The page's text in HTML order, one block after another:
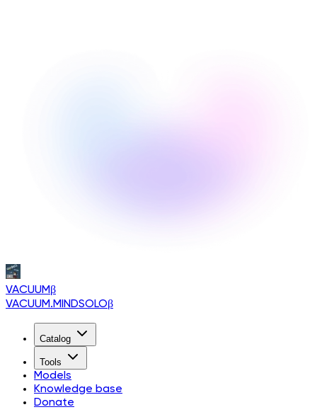
VACUUMβ
VACUUM.MINDSOLOβ
Catalog
Tools
Models
Knowledge base
Donate